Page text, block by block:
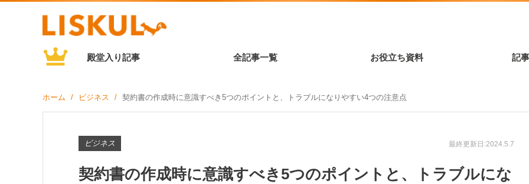
殿堂入り記事 全記事一覧 お役立ち資料 記
ホーム ビジネス 契約書の作成時に意識すべき5つのポイントと、トラブルになりやすい4つの注意点
ビジネス 最終更新日:2024.5.7
契約書の作成時に意識すべき5つのポイントと、トラブルにな